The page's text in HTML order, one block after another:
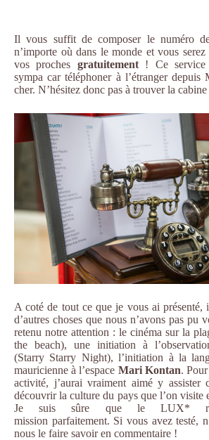
Il vous suffit de composer le numéro
n’importe où dans le monde et vous
vos proches gratuitement! Ce service
sympa car téléphoner à l’étranger depuis
cher. N’hésitez donc pas à trouver la cabine
A coté de tout ce que je vous ai présenté,
d’autres choses que nous n’avons pas pu
retenu notre attention : le cinéma sur la
the beach), une initiation à
(Starry Starry Night), l’initiation à la
mauricienne à l’espace Mari Kontan.
activité, j’aurai vraiment aimé y assister
découvrir la culture du pays que l’on visite
Je suis sûre que le LUX*
mission parfaitement. Si vous avez testé,
nous le faire savoir en commentaire !